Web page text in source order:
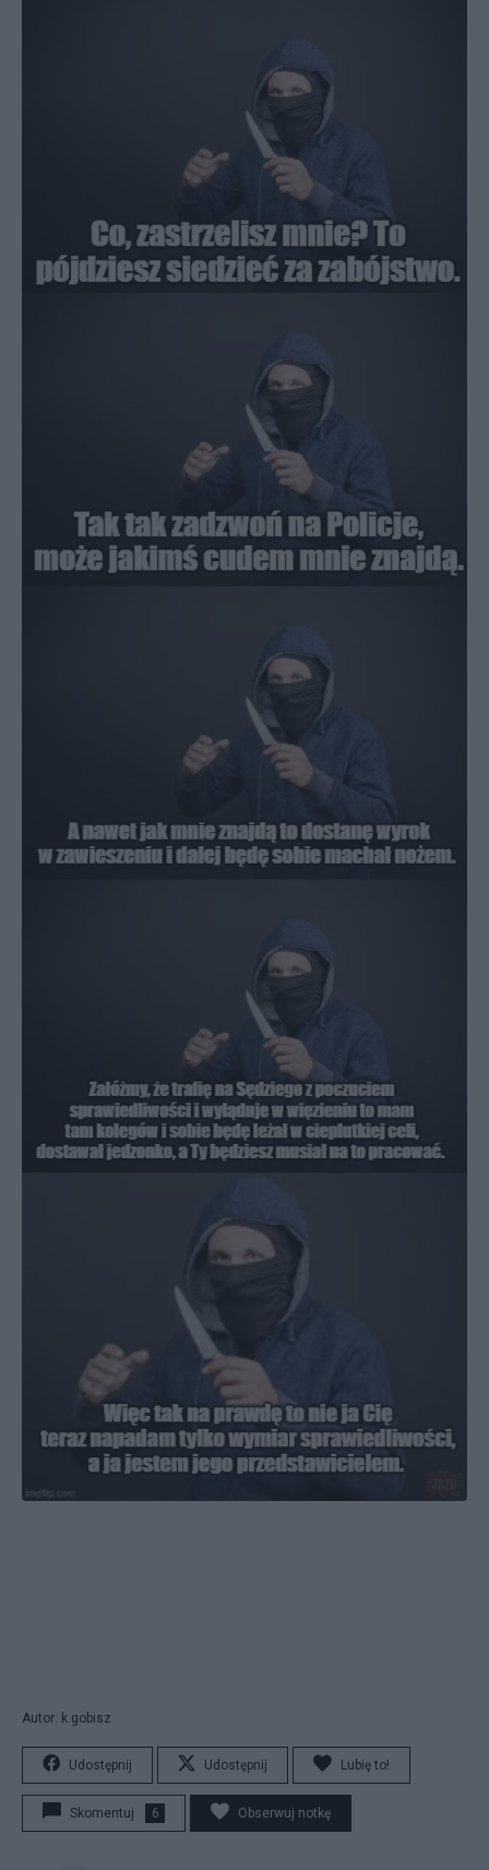
Autor: k.gobisz
Udostępnij Udostępnij Lubię to!
Skomentuj 6 Obserwuj notkę